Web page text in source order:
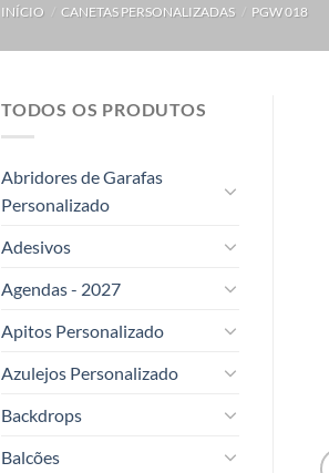
INÍCIO / CANETAS PERSONALIZADAS / PGW 018
TODOS OS PRODUTOS
Abridores de Garafas
Personalizado
Adesivos
Agendas - 2027
Apitos Personalizado
Azulejos Personalizado
Backdrops
Balcões